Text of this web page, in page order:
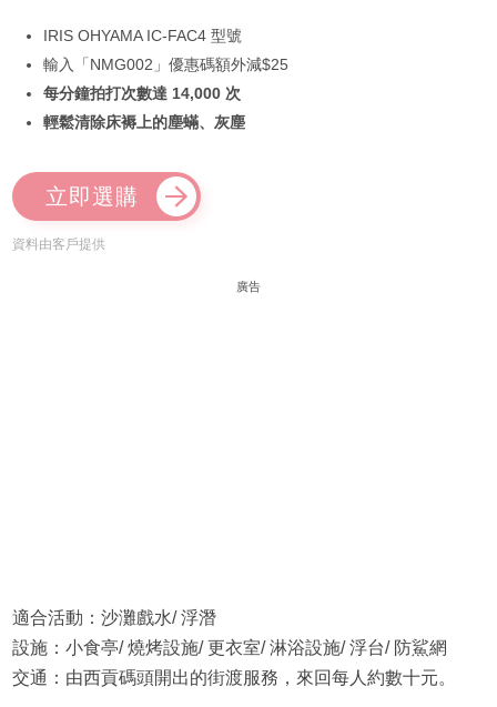
IRIS OHYAMA IC-FAC4 型號
輸入「NMG002」優惠碼額外減$25
每分鐘拍打次數達 14,000 次
輕鬆清除床褥上的塵蟎、灰塵
立即選購
資料由客戶提供
廣告
適合活動：沙灘戲水/ 浮潛
設施：小食亭/ 燒烤設施/ 更衣室/ 淋浴設施/ 浮台/ 防鯊網
交通：由西貢碼頭開出的街渡服務，來回每人約數十元。